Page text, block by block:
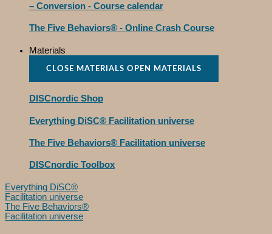
– Conversion - Course calendar
The Five Behaviors® - Online Crash Course
Materials
CLOSE MATERIALS OPEN MATERIALS
DISCnordic Shop
Everything DiSC® Facilitation universe
The Five Behaviors® Facilitation universe
DISCnordic Toolbox
Everything DiSC®
Facilitation universe
The Five Behaviors®
Facilitation universe